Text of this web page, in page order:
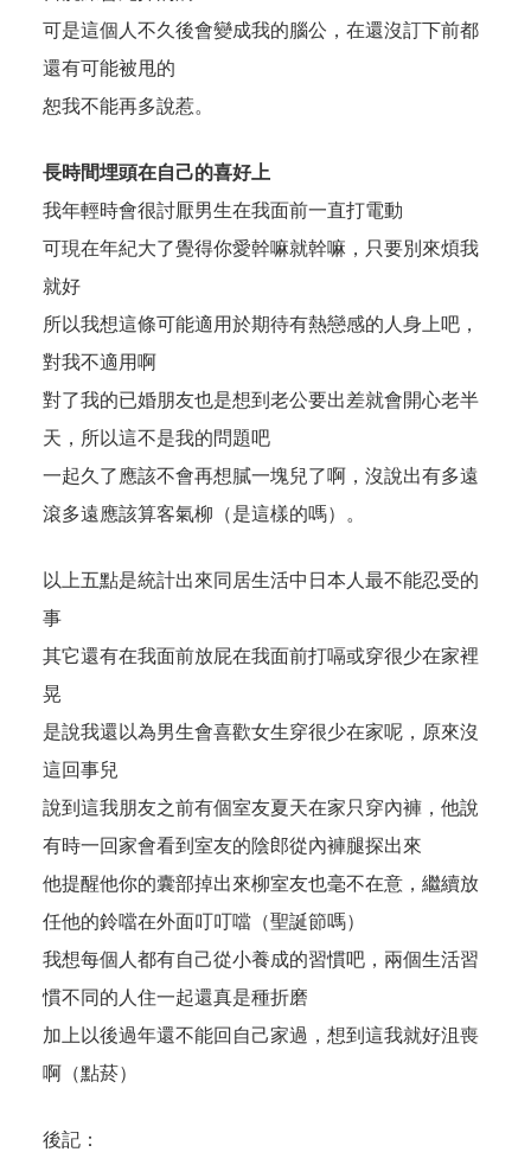
可是這個人不久後會變成我的腦公，在還沒訂下前都
還有可能被甩的
恕我不能再多說惹。
長時間埋頭在自己的喜好上
我年輕時會很討厭男生在我面前一直打電動
可現在年紀大了覺得你愛幹嘛就幹嘛，只要別來煩我
就好
所以我想這條可能適用於期待有熱戀感的人身上吧，
對我不適用啊
對了我的已婚朋友也是想到老公要出差就會開心老半
天，所以這不是我的問題吧
一起久了應該不會再想膩一塊兒了啊，沒說出有多遠
滾多遠應該算客氣柳（是這樣的嗎）。
以上五點是統計出來同居生活中日本人最不能忍受的
事
其它還有在我面前放屁在我面前打嗝或穿很少在家裡
晃
是說我還以為男生會喜歡女生穿很少在家呢，原來沒
這回事兒
說到這我朋友之前有個室友夏天在家只穿內褲，他說
有時一回家會看到室友的陰郎從內褲腿探出來
他提醒他你的囊部掉出來柳室友也毫不在意，繼續放
任他的鈴噹在外面叮叮噹（聖誕節嗎）
我想每個人都有自己從小養成的習慣吧，兩個生活習
慣不同的人住一起還真是種折磨
加上以後過年還不能回自己家過，想到這我就好沮喪
啊（點菸）
後記：